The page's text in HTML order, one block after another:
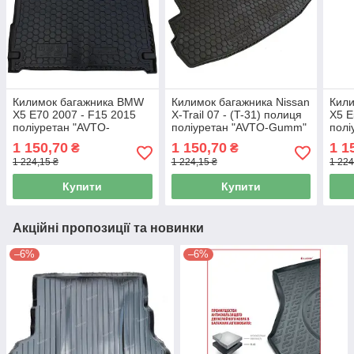
Килимок багажника BMW
X5 E70 2007 - F15 2015
поліуретан "AVTO-
1 150,70 ₴
1 224,15 ₴
Купити
Килимок багажника Nissan
X-Trail 07 - (T-31) полиця
поліуретан "AVTO-Gumm"
1 150,70₴
1 224,15 ₴
Купити
X5
1
1
Акційні пропозиції та новинки
–6% –6%